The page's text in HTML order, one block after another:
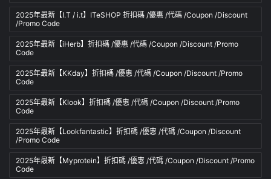
2025年最新【I.T / i.t】ITeSHOP 折扣碼 /優惠 /代碼 /Coupon /Discount
/Promo Code
2025年最新【iHerb】折扣碼 /優惠 /代碼 /Coupon /Discount /Promo
Code
2025年最新【KKday】折扣碼 /優惠 /代碼 /Coupon /Discount /Promo
Code
2025年最新【Klook】折扣碼 /優惠 /代碼 /Coupon /Discount /Promo
Code
2025年最新【Lookfantastic】折扣碼 /優惠 /代碼 /Coupon /Discount
/Promo Code
2025年最新【Myprotein】折扣碼 /優惠 /代碼 /Coupon /Discount /Promo
Code